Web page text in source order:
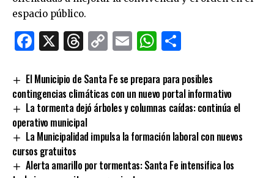
espacio público.
Facebook
X Threads
CopyEmailWhatsApp
El Municipio de Santa Fe se prepara para posibles
contingencias climáticas con un nuevo portal informativo
La tormenta dejó árboles y columnas caídas: continúa el
operativo municipal
La Municipalidad impulsa la formación laboral con nuevos
cursos gratuitos
Alerta amarillo por tormentas: Santa Fe intensifica los